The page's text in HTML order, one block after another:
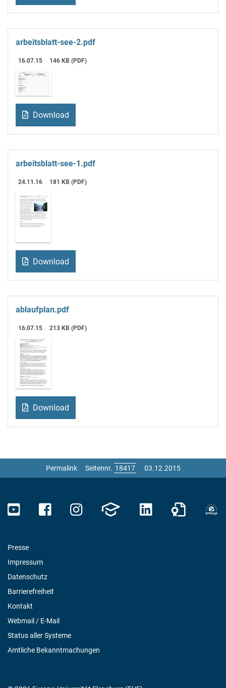
arbeitsblatt-see-2.pdf
16.07.15 146 KB (PDF)
Download
arbeitsblatt-see-1.pdf
24.11.16 181 KB (PDF)
Download
ablaufplan.pdf
16.07.15 213 KB (PDF)
Download
Permalink Seitennr. 03.12.2015
Presse
Impressum
Datenschutz
Barrierefreiheit
Kontakt
Webmail / E-Mail
Status aller Systeme
Amtliche Bekanntmachungen